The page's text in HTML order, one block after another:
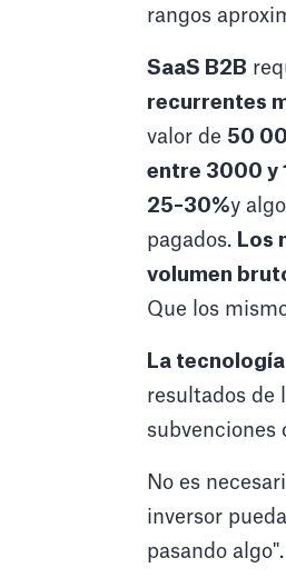
rangos
SaaS B2B
recurrentes
valor de 50
entre 3000 y
25–30%y
pagados. Los
volumen
Que los
La
resultados de
subvenciones
No es
inversor
pasando algo".